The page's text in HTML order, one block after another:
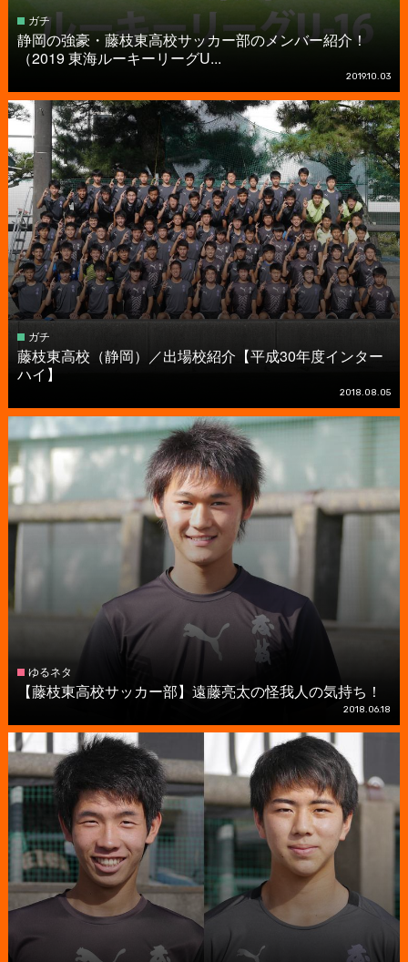
ガチ
静岡の強豪・藤枝東高校サッカー部のメンバー紹介！
（2019 東海ルーキーリーグU...
2019.10.03
ガチ
藤枝東高校（静岡）／出場校紹介【平成30年度インター
ハイ】
2018.08.05
ゆるネタ
【藤枝東高校サッカー部】遠藤亮太の怪我人の気持ち！
2018.06.18